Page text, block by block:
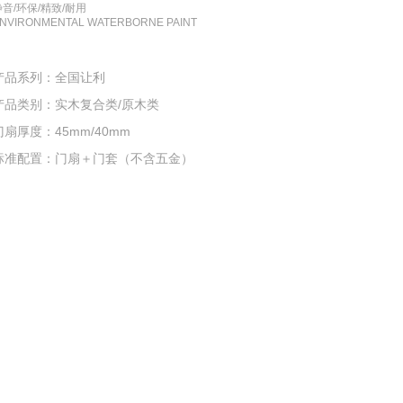
音/环保/精致/耐用
WATERBORNE PAINT
品系列： 全国让利
品类别： 实木复合类/原木类
扇厚度：45mm/40mm
准配置：门扇＋门套（不含五金）